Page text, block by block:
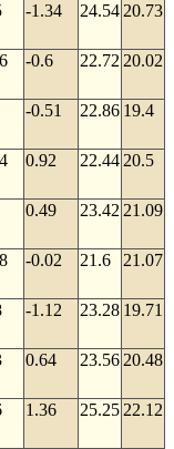
-1.34 24.54 20.73
-0.6 22.72 20.02
-0.51 22.86 19.4
0.92 22.44 20.5
0.49 23.42 21.09
-0.02 21.6 21.07
-1.12 23.28 19.71
0.64 23.56 20.48
1.36 25.25 22.12